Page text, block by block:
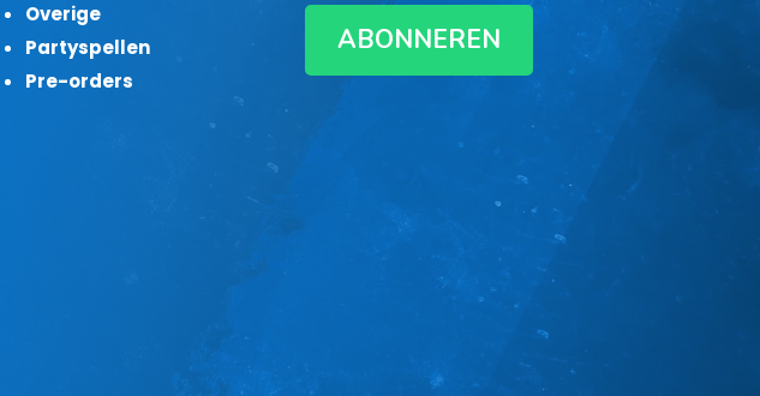
Overige
Partyspellen
Pre-orders
ABONNEREN